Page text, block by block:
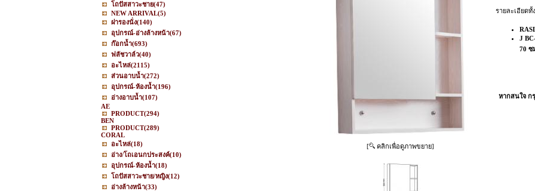
โถปัสสาวะชาย(47)
NEW ARRIVAL(5)
ฝารองนั่ง(140)
อุปกรณ์-อ่างล้างหน้า(67)
ก๊อกน้ำ(693)
ฟลัชวาล์ว(40)
อะไหล่(2115)
ส่วนอาบน้ำ(272)
อุปกรณ์-ห้องน้ำ(196)
อ่างอาบน้ำ(107)
AE
PRODUCT(294)
BEN
PRODUCT(289)
CORAL
อะไหล่(18)
อ่าง/โถเอนกประสงค์(10)
อุปกรณ์-ห้องน้ำ(18)
โถปัสสาวะชาย/หญิง(12)
อ่างล้างหน้า(33)
[ คลิกเพื่อดูภาพขยาย]
รายละเอียดทั้
J
70 ซ
หากสนใจ ก